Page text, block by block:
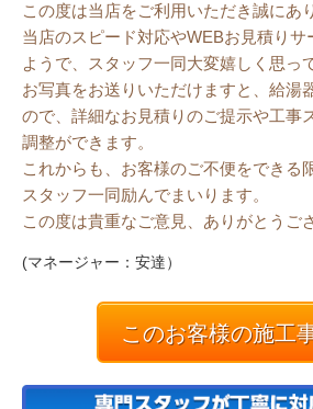
この度は当店をご利用いただき誠にあ
当店のスピード対応やWEBお見積り
ようで、スタッフ一同大変嬉しく思っ
お写真をお送りいただけますと、給湯
ので、詳細なお見積りのご提示や工事
調整ができます。
これからも、お客様のご不便をできる
スタッフ一同励んでまいります。
この度は貴重なご意見、ありがとうご
(マネージャー：安達）
このお客様の施工